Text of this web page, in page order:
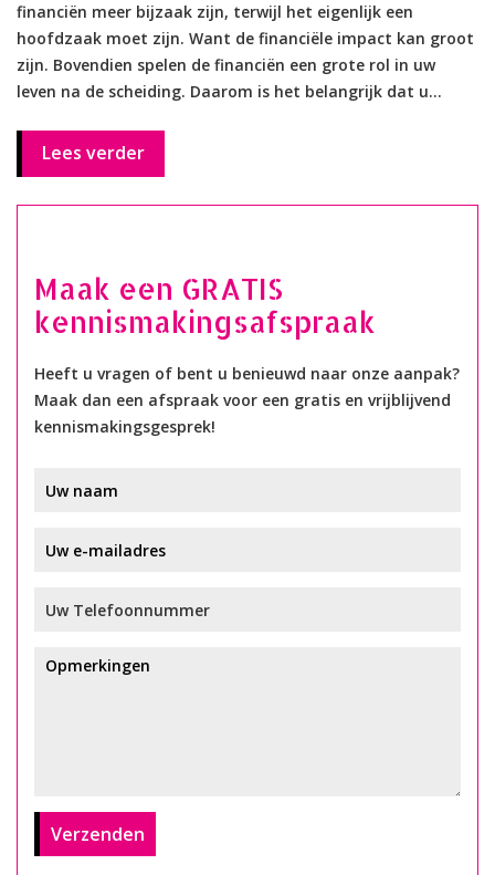
financiën meer bijzaak zijn, terwijl het eigenlijk een
hoofdzaak moet zijn. Want de financiële impact kan groot
zijn. Bovendien spelen de financiën een grote rol in uw
leven na de scheiding. Daarom is het belangrijk dat u...
Lees verder
Maak een GRATIS
kennismakingsafspraak
Heeft u vragen of bent u benieuwd naar onze aanpak?
Maak dan een afspraak voor een gratis en vrijblijvend
kennismakingsgesprek!